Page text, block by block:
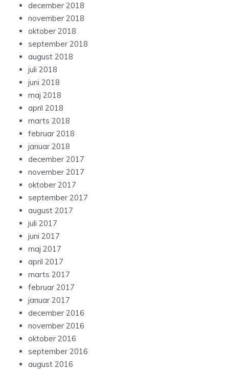
december 2018
november 2018
oktober 2018
september 2018
august 2018
juli 2018
juni 2018
maj 2018
april 2018
marts 2018
februar 2018
januar 2018
december 2017
november 2017
oktober 2017
september 2017
august 2017
juli 2017
juni 2017
maj 2017
april 2017
marts 2017
februar 2017
januar 2017
december 2016
november 2016
oktober 2016
september 2016
august 2016